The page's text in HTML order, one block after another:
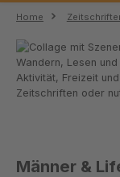
Home
Männer &